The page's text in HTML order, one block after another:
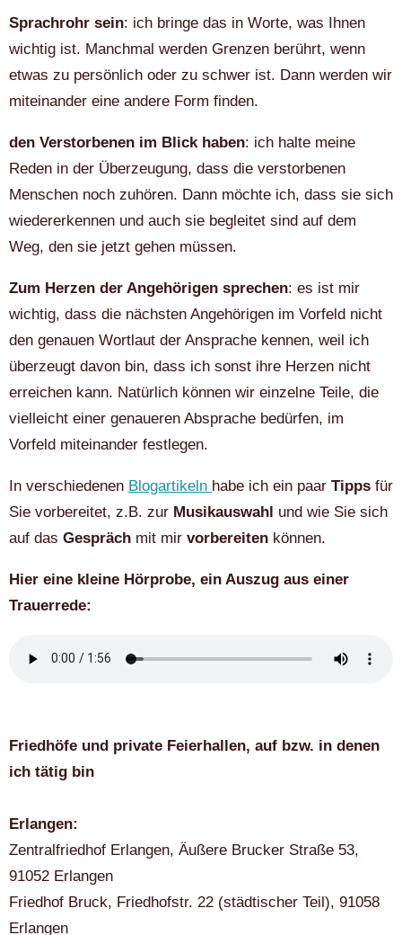
Sprachrohr sein: ich bringe das in Worte, was Ihnen
wichtig ist. Manchmal werden Grenzen berührt, wenn
etwas zu persönlich oder zu schwer ist. Dann werden wir
miteinander eine andere Form finden.
den Verstorbenen im Blick haben: ich halte meine
Reden in der Überzeugung, dass die verstorbenen
Menschen noch zuhören. Dann möchte ich, dass sie sich
wiedererkennen und auch sie begleitet sind auf dem
Weg, den sie jetzt gehen müssen.
Zum Herzen der Angehörigen sprechen: es ist mir
wichtig, dass die nächsten Angehörigen im Vorfeld nicht
den genauen Wortlaut der Ansprache kennen, weil ich
überzeugt davon bin, dass ich sonst ihre Herzen nicht
erreichen kann. Natürlich können wir einzelne Teile, die
vielleicht einer genaueren Absprache bedürfen, im
Vorfeld miteinander festlegen.
In verschiedenen Blogartikeln habe ich ein paar Tipps für
Sie vorbereitet, z.B. zur Musikauswahl und wie Sie sich
auf das Gespräch mit mir vorbereiten können.
Hier eine kleine Hörprobe, ein Auszug aus einer
Trauerrede:
Friedhöfe und private Feierhallen, auf bzw. in denen
ich tätig bin
Erlangen:
Zentralfriedhof Erlangen, Äußere Brucker Straße 53,
91052 Erlangen
Friedhof Bruck, Friedhofstr. 22 (städtischer Teil), 91058
Erlangen